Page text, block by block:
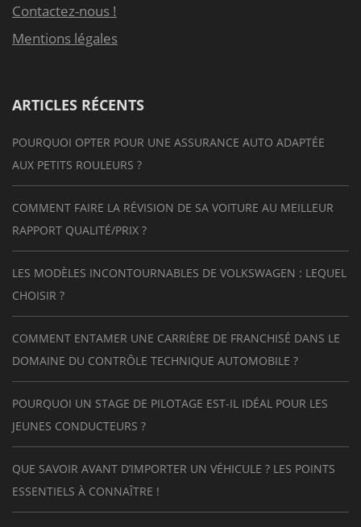
Contactez-nous !
Mentions légales
ARTICLES RÉCENTS
POURQUOI OPTER POUR UNE ASSURANCE AUTO ADAPTÉE
AUX PETITS ROULEURS ?
COMMENT FAIRE LA RÉVISION DE SA VOITURE AU MEILLEUR
RAPPORT QUALITÉ/PRIX ?
LES MODÈLES INCONTOURNABLES DE VOLKSWAGEN : LEQUEL
CHOISIR ?
COMMENT ENTAMER UNE CARRIÈRE DE FRANCHISÉ DANS LE
DOMAINE DU CONTRÔLE TECHNIQUE AUTOMOBILE ?
POURQUOI UN STAGE DE PILOTAGE EST-IL IDÉAL POUR LES
JEUNES CONDUCTEURS ?
QUE SAVOIR AVANT D’IMPORTER UN VÉHICULE ? LES POINTS
ESSENTIELS À CONNAÎTRE !